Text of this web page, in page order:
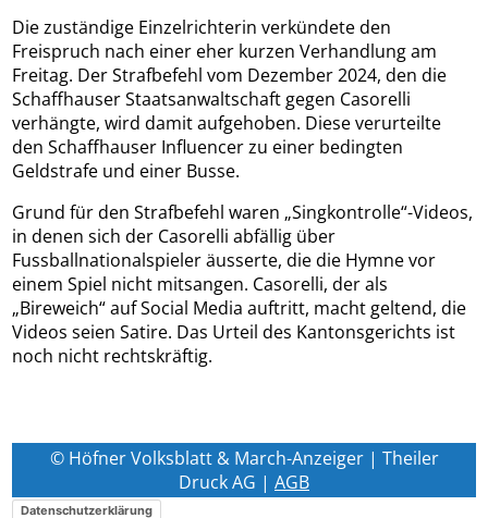
Die zuständige Einzelrichterin verkündete den
Freispruch nach einer eher kurzen Verhandlung am
Freitag. Der Strafbefehl vom Dezember 2024, den die
Schaffhauser Staatsanwaltschaft gegen Casorelli
verhängte, wird damit aufgehoben. Diese verurteilte
den Schaffhauser Influencer zu einer bedingten
Geldstrafe und einer Busse.
Grund für den Strafbefehl waren „Singkontrolle“-Videos,
in denen sich der Casorelli abfällig über
Fussballnationalspieler äusserte, die die Hymne vor
einem Spiel nicht mitsangen. Casorelli, der als
„Bireweich“ auf Social Media auftritt, macht geltend, die
Videos seien Satire. Das Urteil des Kantonsgerichts ist
noch nicht rechtskräftig.
© Höfner Volksblatt & March-Anzeiger | Theiler
Druck AG | AGB
Datenschutzerklärung